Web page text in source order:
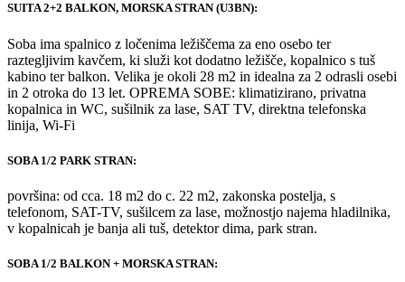
SUITA 2+2 BALKON, MORSKA STRAN (U3BN):
Soba ima spalnico z ločenima ležiščema za eno osebo ter
raztegljivim kavčem, ki služi kot dodatno ležišče, kopalnico s tuš
kabino ter balkon. Velika je okoli 28 m2 in idealna za 2 odrasli osebi
in 2 otroka do 13 let. OPREMA SOBE: klimatizirano, privatna
kopalnica in WC, sušilnik za lase, SAT TV, direktna telefonska
linija, Wi-Fi
SOBA 1/2 PARK STRAN:
površina: od cca. 18 m2 do c. 22 m2, zakonska postelja, s
telefonom, SAT-TV, sušilcem za lase, možnostjo najema hladilnika,
v kopalnicah je banja ali tuš, detektor dima, park stran.
SOBA 1/2 BALKON + MORSKA STRAN: